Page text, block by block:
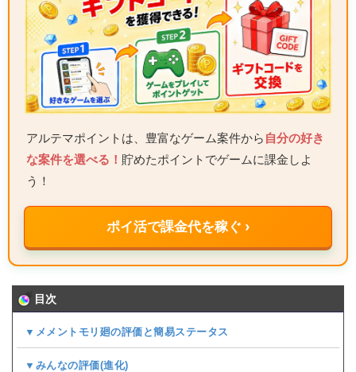
アルテマポイントは、豊富なゲーム案件から 自分の好き
な案件を選べる！ 貯めたポイントでゲームに課金しよ
う！
ポイ活で課金代を稼ぐ ›
目次
▼メメントモリ廻の評価と簡易ステータス
▼みんなの評価(進化)